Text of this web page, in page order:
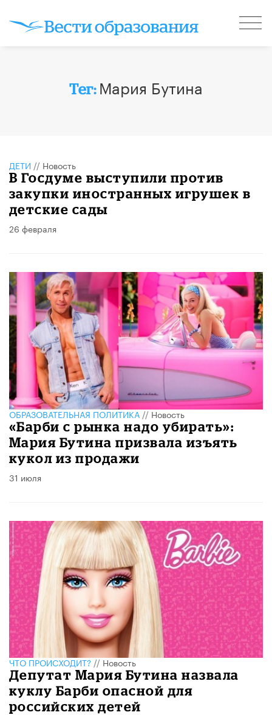
Тег: Мария Бутина
ДЕТИ // Новость
В Госдуме выступили против
закупки иностранных игрушек в
детские сады
26 февраля
ОБРАЗОВАТЕЛЬНАЯ ПОЛИТИКА//Новость
«Барби с рынка надо убирать»:
Мария Бутина призвала изъять
кукол из продажи
31 июля
ЧТО ПРОИСХОДИТ?//Новость
Депутат Мария Бутина назвала
куклу Барби опасной для
российских детей